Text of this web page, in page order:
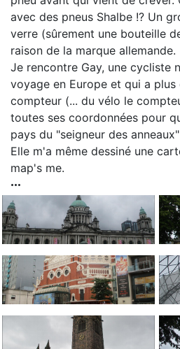
avec des pneus Shalbe !? Un
verre (sûrement une bouteille
raison de la marque allemande.
Je rencontre Gay, une cycliste
voyage en Europe et qui a plus
compteur (... du vélo le
toutes ses coordonnées pour
pays du "seigneur des
Elle m'a même dessiné une
map's me.